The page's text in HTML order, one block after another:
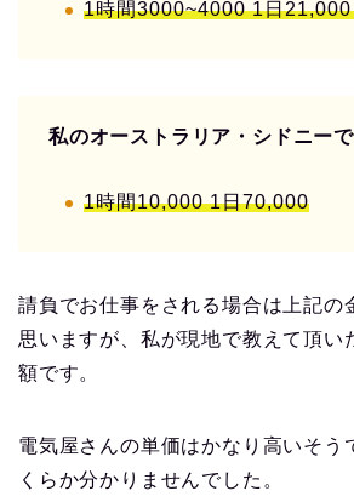
1時間3000~4000 1日
私のオーストラリア・シドニー
1時間10,000 1日70,000
請負でお仕事をされる場合は上記の
思いますが、私が現地で教えて頂い
額です。
電気屋さんの単価はかなり高いそう
くらか分かりませんでした。